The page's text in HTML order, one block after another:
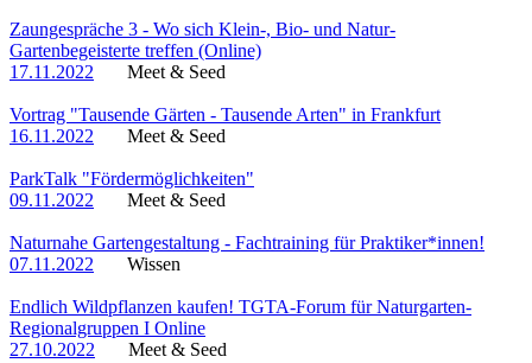
Zaungespräche 3 - Wo sich Klein-, Bio- und Natur-
Gartenbegeisterte treffen (Online)
17.11.2022
Meet & Seed
Vortrag "Tausende Gärten - Tausende Arten" in Frankfurt
16.11.2022
Meet & Seed
ParkTalk "Fördermöglichkeiten"
09.11.2022
Meet & Seed
Naturnahe Gartengestaltung - Fachtraining für Praktiker*innen!
07.11.2022
Wissen
Endlich Wildpflanzen kaufen! TGTA-Forum für Naturgarten-
Regionalgruppen I Online
27.10.2022
Meet & Seed